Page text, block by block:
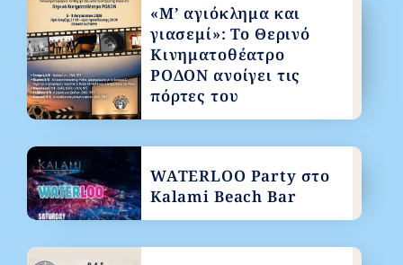
«Μ’ αγιόκλημα και
γιασεμί»: Το Θερινό
Κινηματοθέατρο
ΡΟΔΟΝ ανοίγει τις
πόρτες του
WATERLOO Party στο
Kalami Beach Bar